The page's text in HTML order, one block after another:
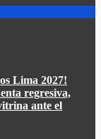
Lima 2027!
regresiva,
ante el